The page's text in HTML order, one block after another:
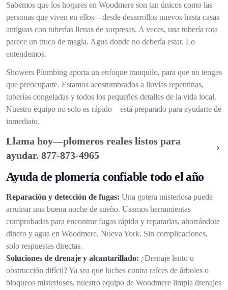
Sabemos que los hogares en Woodmere son tan únicos como las
personas que viven en ellos—desde desarrollos nuevos hasta casas
antiguas con tuberías llenas de sorpresas. A veces, una tubería rota
parece un truco de magia. Agua donde no debería estar. Lo
entendemos.
Showers Plumbing aporta un enfoque tranquilo, para que no tengas
que preocuparte. Estamos acostumbrados a lluvias repentinas,
tuberías congeladas y todos los pequeños detalles de la vida local.
Nuestro equipo no solo es rápido—está preparado para ayudarte de
inmediato.
Llama hoy—plomeros reales listos para
ayudar. 877-873-4965
Ayuda de plomería confiable todo el año
Reparación y detección de fugas: Una gotera misteriosa puede
arruinar una buena noche de sueño. Usamos herramientas
comprobadas para encontrar fugas rápido y repararlas, ahorrándote
dinero y agua en Woodmere, Nueva York. Sin complicaciones,
solo respuestas directas.
Soluciones de drenaje y alcantarillado: ¿Drenaje lento u
obstrucción difícil? Ya sea que luches contra raíces de árboles o
bloqueos misteriosos, nuestro equipo de Woodmere limpia drenajes